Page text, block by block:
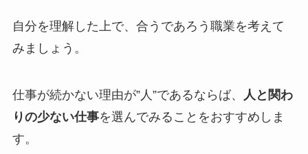
自分を理解した上で、合うであろう職業を考えて
みましょう。
仕事が続かない理由が”人”であるならば、
人と関わ
りの少ない仕事を選んでみることをおすすめしま
す。